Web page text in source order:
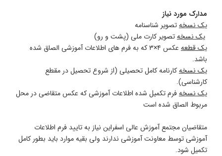
مورد نیاز
نسخهتصویر شناسنامه
یک نسخهتصویر کارت ملی (پشت و رو)
قطعه
عکس ۴×۳ که به فرم های اطلاعات آموزشی الصاق شده
نسخهکارنامه کامل تحصیلی (از شروع تحصیل در مقطع
نسخهفرم تکمیل شده اطلاعات آموزشی که عکس متقاضی در محل
الصاق شده است
مجتمع آموزش عالی اسفراین نیاز به تایید فرم اطلاعات
توسط معاونت آموزشی ندارند ولی بقیه موارد باید بطور کامل
شود.